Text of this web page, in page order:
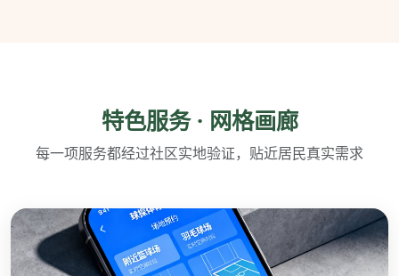
特色服务 · 网格画廊
每一项服务都经过社区实地验证，贴近居民真实需求